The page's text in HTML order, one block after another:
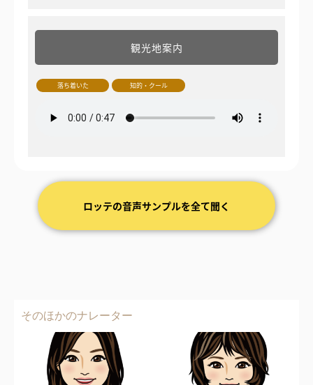
観光地案内
落ち着いた 知的・クール
ロッテの音声サンプルを全て聞く
そのほかのナレーター